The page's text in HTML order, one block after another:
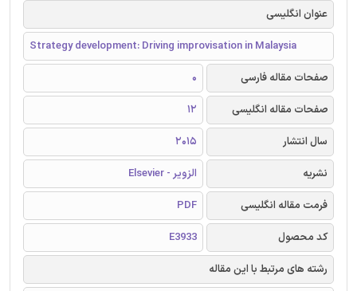
عنوان انگلیسی
Strategy development: Driving improvisation in Malaysia
صفحات مقاله فارسی
0
صفحات مقاله انگلیسی
12
سال انتشار
2015
نشریه
الزویر - Elsevier
فرمت مقاله انگلیسی
PDF
کد محصول
E3933
رشته های مرتبط با این مقاله